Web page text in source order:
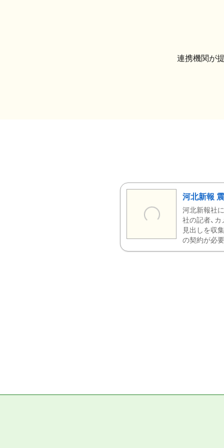
連携機関が
河北新報
河北新報社
社の記者、
見出しを収
の契約が必要